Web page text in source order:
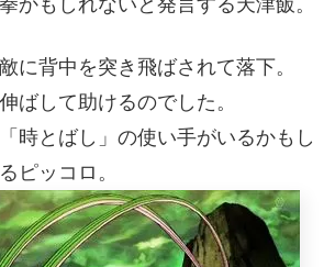
に背中を突き飛ばされて落下。
ばして助けるのでした。
時とばし」の使い手がいるかもし
ピッコロ。